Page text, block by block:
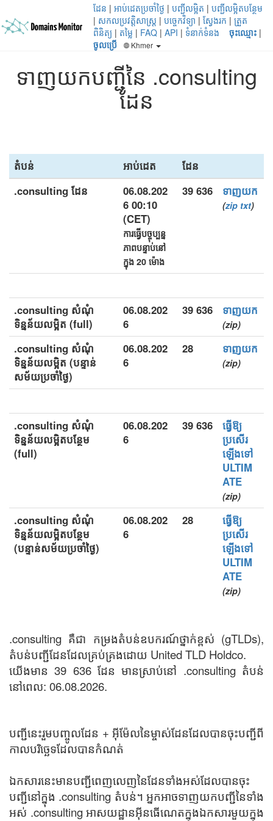
ដែន | អាប់ដេតប្រចាំថ្ងៃ | បញ្ជីលម្អិត | បញ្ជីលម្អិតបន្ថែម
| សកលប្រវត្តិសាស្ត្រ | បច្ចេកវិទ្យា | ស្វែងរក | ត្រួត
ពិនិត្យ | តម្លៃ | FAQ | API | ទំនាក់ទំនង ចុះឈ្មោះ |
ចូលប្រើ
Khmer
ទាញយកបញ្ជីនៃ .consulting
ដែន
តំបន់ អាប់ដេត
ដែន
.consulting ដែន
06.08.202
6 00:10
(CET)
ការធ្វើបច្ចុប្បន្ន
ភាពបន្ទាប់នៅ
ក្នុង 20 ម៉ោង
39 636 ទាញយក
(zip txt)
.consulting សំណុំ
ទិន្នន័យលម្អិត (full)
06.08.202
6
39 636 ទាញយក
(zip)
.consulting សំណុំ
ទិន្នន័យលម្អិត (បន្ទាន់
សម័យប្រចាំថ្ងៃ)
06.08.202
6
28 ទាញយក
(zip)
.consulting សំណុំ
ទិន្នន័យលម្អិតបន្ថែម
(full)
06.08.202
6
39 636
ធ្វើឱ្យ
ប្រសើរ
ឡើងទៅ
ULTIM
ATE
(zip)
.consulting សំណុំ
ទិន្នន័យលម្អិតបន្ថែម
(បន្ទាន់សម័យប្រចាំថ្ងៃ)
06.08.202
6
28
ធ្វើឱ្យ
ប្រសើរ
ឡើងទៅ
ULTIM
ATE
(zip)
.consulting គឺជា កម្រងតំបន់ឧបករណ៍ថ្នាក់ខ្ពស់ (gTLDs),
តំបន់បញ្ជីដែនដែលគ្រប់គ្រងដោយ United TLD Holdco.
យើងមាន 39 636 ដែន មានស្រាប់នៅ .consulting តំបន់
នៅពេល: 06.08.2026.
បញ្ជីនេះរួមបញ្ចូលដែន + អ៊ីម៉ែលនៃម្ចាស់ដែនដែលបានចុះបញ្ជីពី
កាលបរិច្ឆេទដែលបានកំណត់
ឯកសារនេះមានបញ្ជីពេញលេញនៃដែនទាំងអស់ដែលបានចុះ
បញ្ជីនៅក្នុង .consulting តំបន់។ អ្នកអាចទាញយកបញ្ជីនៃទាំង
អស់ .consulting អាសយដ្ឋានអ៊ីនធើណេតក្នុងឯកសារមួយក្នុង